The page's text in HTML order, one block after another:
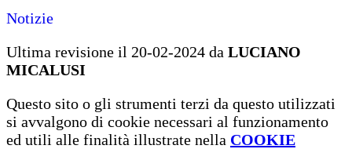
Notizie
Ultima revisione il 20-02-2024 da LUCIANO
MICALUSI
Questo sito o gli strumenti terzi da questo utilizzati
si avvalgono di cookie necessari al funzionamento
ed utili alle finalità illustrate nella COOKIE